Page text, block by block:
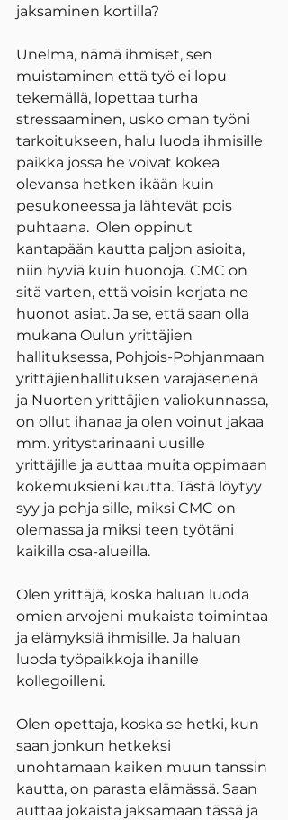
jaksaminen kortilla?
Unelma, nämä ihmiset, sen
muistaminen että työ ei lopu
tekemällä, lopettaa turha
stressaaminen, usko oman työni
tarkoitukseen, halu luoda ihmisille
paikka jossa he voivat kokea
olevansa hetken ikään kuin
pesukoneessa ja lähtevät pois
puhtaana.  Olen oppinut
kantapään kautta paljon asioita,
niin hyviä kuin huonoja. CMC on
sitä varten, että voisin korjata ne
huonot asiat. Ja se, että saan olla
mukana Oulun yrittäjien
hallituksessa, Pohjois-Pohjanmaan
yrittäjienhallituksen varajäsenenä
ja Nuorten yrittäjien valiokunnassa,
on ollut ihanaa ja olen voinut jakaa
mm. yritystarinaani uusille
yrittäjille ja auttaa muita oppimaan
kokemuksieni kautta. Tästä löytyy
syy ja pohja sille, miksi CMC on
olemassa ja miksi teen työtäni
kaikilla osa-alueilla.
Olen yrittäjä, koska haluan luoda
omien arvojeni mukaista toimintaa
ja elämyksiä ihmisille. Ja haluan
luoda työpaikkoja ihanille
kollegoilleni.
Olen opettaja, koska se hetki, kun
saan jonkun hetkeksi
unohtamaan kaiken muun tanssin
kautta, on parasta elämässä. Saan
auttaa jokaista jaksamaan tässä ja